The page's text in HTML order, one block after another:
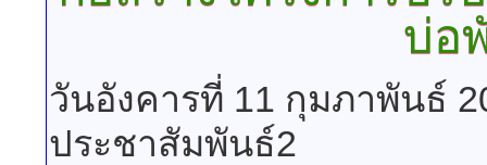
บ่อ
วันอังคารที่ 11 กุมภาพันธ์
ประชาสัมพันธ์2